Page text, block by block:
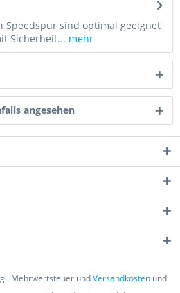
Speedspur sind optimal geeignet
Sicherheit... mehr
angesehen
Mehrwertsteuer undVersandkostenund